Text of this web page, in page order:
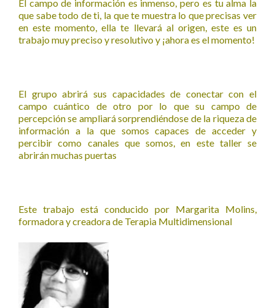
El campo de información es inmenso, pero es tu alma la
que sabe todo de ti, la que te muestra lo que precisas ver
en este momento, ella te llevará al origen, este es un
trabajo muy preciso y resolutivo y ¡ahora es el momento!
El grupo abrirá sus capacidades de conectar con el
campo cuántico de otro por lo que su campo de
percepción se ampliará sorprendiéndose de la riqueza de
información a la que somos capaces de acceder y
percibir como canales que somos, en este taller se
abrirán muchas puertas
Este trabajo está conducido por Margarita Molins,
formadora y creadora de Terapia Multidimensional